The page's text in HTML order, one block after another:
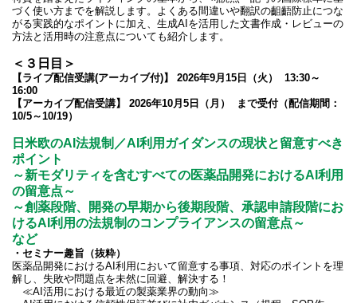
づく使い方までを解説します。よくある間違いや翻訳の齟齬防止につな
がる実践的なポイントに加え、生成AIを活用した文書作成・レビューの
方法と活用時の注意点についても紹介します。
＜３日目＞
【ライブ配信受講(アーカイブ付)】 2026年9月15日（火） 13:30～
16:00
【アーカイブ配信受講】 2026年10月5日（月） まで受付（配信期間：
10/5～10/19）
日米欧のAI法規制／AI利用ガイダンスの現状と留意すべき
ポイント
～新モダリティを含むすべての医薬品開発におけるAI利用
の留意点～
～創薬段階、開発の早期から後期段階、承認申請段階にお
けるAI利用の法規制のコンプライアンスの留意点～
など
・セミナー趣旨（抜粋）
医薬品開発におけるAI利用において留意する事項、対応のポイントを理
解し、失敗や問題点を未然に回避、解決する！
≪AI活用における最近の製薬業界の動向≫